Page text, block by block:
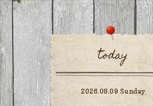
today
2026.08.09 Sunday